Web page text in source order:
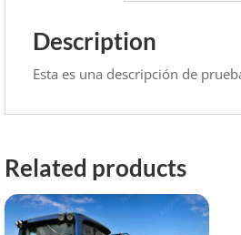
Description
Esta es una descripción de
Related products